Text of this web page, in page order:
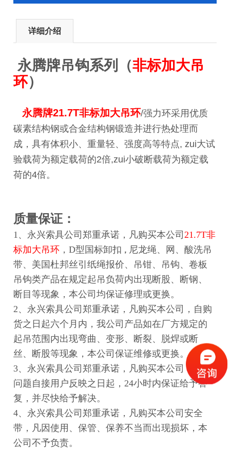
详细介绍
永腾牌吊钩系列（非标加大吊
环）
永腾牌21.7T非标加大吊环/强力环采用优质
碳素结构钢或合金结构钢锻造并进行热处理而
成，具有体积小、重量轻、强度高等特点, zui大试
验载荷为额定载荷的2倍,zui小破断载荷为额定载
荷的4倍。
质量保证：
1、 永兴索具公司郑重承诺，凡购买本公司21.7T非
标加大吊环 ，D型国标卸扣 ， 尼龙绳、网、酸洗吊
带、美国杜邦丝引纸绳报价、吊钳、吊钩、卷板
吊钩类产品在规定起吊负荷内出现断股、断钢、
断目等现象，本公司均保证修理或更换。
2、永兴索具公司郑重承诺，凡购买本公司
，自购
货之日起六个月内，我公司产品如在厂方规定的
起吊范围内出现弯曲、变形、断裂、脱焊或断
丝、断股等现象 ，本公司保证维修或更换。
3、永兴索具公司郑重承诺，凡购买本公司 ，质量
问题自接用户反映之日起，24小时内保证给予答
复 ，并尽快给予解决。
4、永兴索具公司郑重承诺，凡购买本公司安全
带 ，凡因使用、保管、保养不当而出现损坏，本
公司不予负责。